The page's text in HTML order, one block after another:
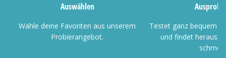
Auswählen
Wähle deine Favoriten aus unserem
Probierangebot.
Testet ganz bequem
und findet heraus,